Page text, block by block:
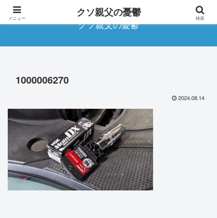
クソ親父の憂鬱
1000006270
2024.08.14
メニュー クソ親父の憂鬱 検索